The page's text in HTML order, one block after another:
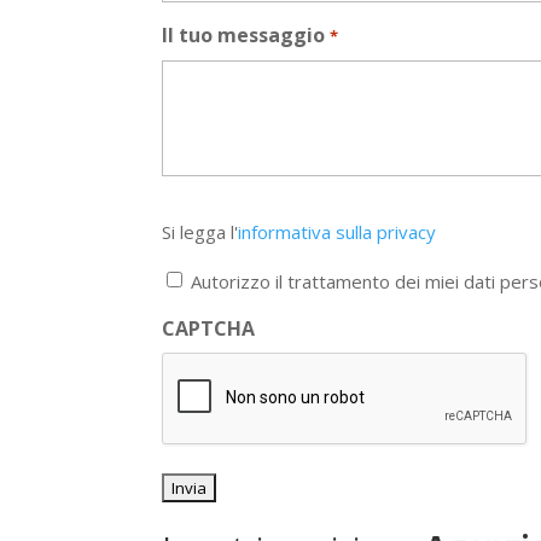
Il tuo messaggio *
legga
l'informativa
privacy
*
Si legga l'informativa sulla privacy
Autorizzo il trattamento dei miei dati
CAPTCHA